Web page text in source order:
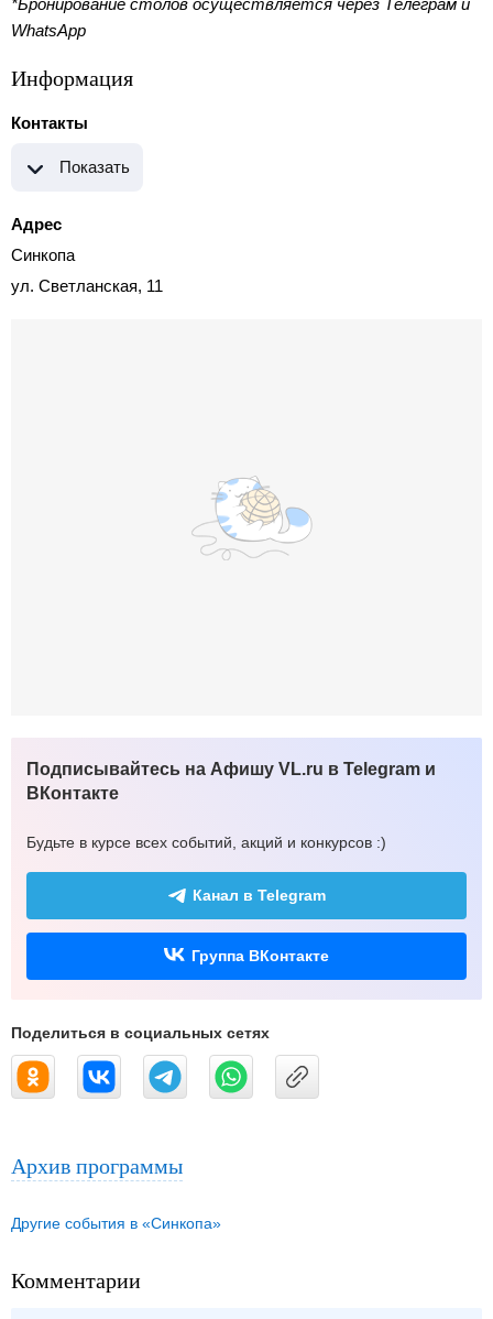
*Бронирование столов осуществляется через Телеграм и
WhatsApp
Информация
Контакты
Показать
Адрес
Синкопа
ул. Светланская, 11
Подписывайтесь на Афишу VL.ru в Telegram и
ВКонтакте
Будьте в курсе всех событий, акций и конкурсов :)
Канал в Telegram
Группа ВКонтакте
Поделиться в социальных сетях
Архив программы
Другие события в «Синкопа»
Комментарии